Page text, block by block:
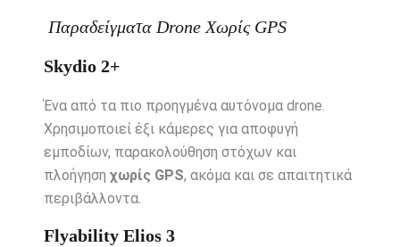
Παραδείγματα Drone Χωρίς GPS
Skydio 2+
Ένα από τα πιο προηγμένα αυτόνομα drone.
Χρησιμοποιεί έξι κάμερες για αποφυγή
εμποδίων, παρακολούθηση στόχων και
πλοήγηση χωρίς GPS, ακόμα και σε απαιτητικά
περιβάλλοντα.
Flyability Elios 3